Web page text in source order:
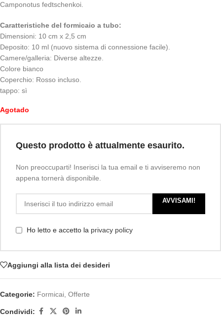
Camponotus fedtschenkoi.
Caratteristiche del formicaio a tubo:
Dimensioni: 10 cm x 2,5 cm
Deposito: 10 ml (nuovo sistema di connessione facile).
Camere/galleria: Diverse altezze.
Colore bianco
Coperchio: Rosso incluso.
tappo: sì
Agotado
Questo prodotto è attualmente esaurito.
Non preoccuparti! Inserisci la tua email e ti avviseremo non
appena tornerà disponibile.
AVVISAMI!
Ho letto e accetto la privacy policy
Aggiungi alla lista dei desideri
Categorie: Formicai, Offerte
Condividi: